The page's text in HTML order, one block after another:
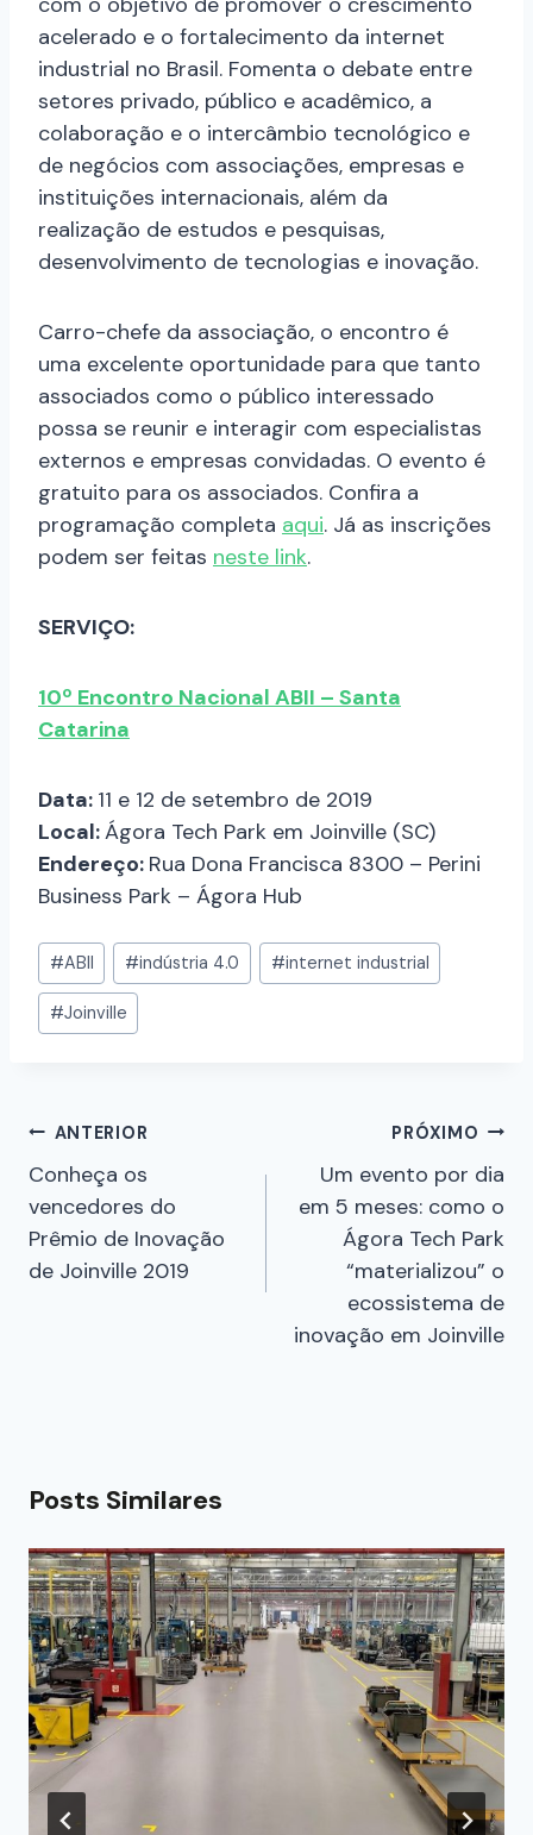
acelerado e o fortalecimento da internet
industrial no Brasil. Fomenta o debate entre
setores privado, público e acadêmico, a
colaboração e o intercâmbio tecnológico e
de negócios com associações, empresas e
instituições internacionais, além da
realização de estudos e pesquisas,
desenvolvimento de tecnologias e inovação.
Carro-chefe da associação, o encontro é
uma excelente oportunidade para que tanto
associados como o público interessado
possa se reunir e interagir com especialistas
externos e empresas convidadas. O evento é
gratuito para os associados. Confira a
programação completa aqui. Já as inscrições
podem ser feitas neste link.
SERVIÇO:
10º Encontro Nacional ABII – Santa
Catarina
Data: 11 e 12 de setembro de 2019
Local:Ágora Tech Park em Joinville (SC)
Endereço: Rua Dona Francisca 8300 – Perini
Business Park – Ágora Hub
#ABII #indústria 4.0 #internet industrial
#Joinville
ANTERIOR
Conheça os
vencedores do
Prêmio de Inovação
de Joinville 2019
PRÓXIMO
Um evento por dia
em 5 meses: como o
Ágora Tech Park
“materializou” o
ecossistema de
inovação em Joinville
Posts Similares